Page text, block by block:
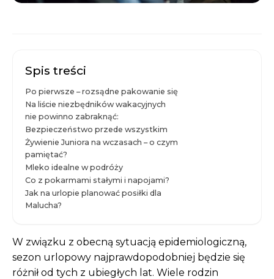
Spis treści
Po pierwsze – rozsądne pakowanie się
Na liście niezbędników wakacyjnych
nie powinno zabraknąć:
Bezpieczeństwo przede wszystkim
Żywienie Juniora na wczasach – o czym
pamiętać?
Mleko idealne w podróży
Co z pokarmami stałymi i napojami?
Jak na urlopie planować posiłki dla
Malucha?
W związku z obecną sytuacją epidemiologiczną,
sezon urlopowy najprawdopodobniej będzie się
różnił od tych z ubiegłych lat. Wiele rodzin